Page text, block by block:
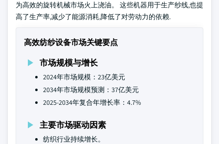
为高效的旋转机械市场火上浇油。 这些机器用于生产纱线,也提
高了生产率,减少了能源消耗,降低了对劳动力的依赖.
高效纺纱设备市场关键要点
市场规模与增长
2024年市场规模：23亿美元
2034年市场规模预测：37亿美元
2025-2034年复合年增长率：4.7%
主要市场驱动因素
纺织行业持续增长。